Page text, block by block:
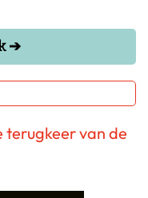
➔
terugkeer van de